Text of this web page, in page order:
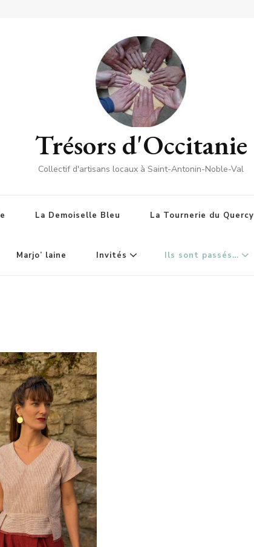
Trésors d'Occitanie
Collectif d'artisans locaux à Saint-Antonin-Noble-Val
La Demoiselle Bleu La Tournerie du Quercy
Marjo’ laine Invités Ils sont passés…